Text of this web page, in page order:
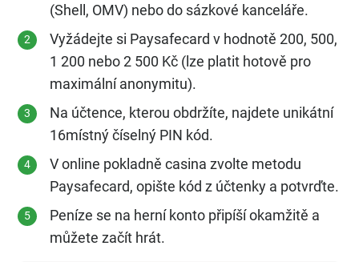
(Shell, OMV) nebo do sázkové kanceláře.
Vyžádejte si Paysafecard v hodnotě 200, 500,
1 200 nebo 2 500 Kč (lze platit hotově pro
maximální anonymitu).
Na účtence, kterou obdržíte, najdete unikátní
16místný číselný PIN kód.
V online pokladně casina zvolte metodu
Paysafecard, opište kód z účtenky a potvrďte.
Peníze se na herní konto připíší okamžitě a
můžete začít hrát.